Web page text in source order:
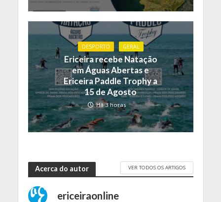
DESPORTO GERAL
Ericeira recebe Natação
em Águas Abertas e
Ericeira Paddle Trophy a
15 de Agosto
Há 3 horas
Acerca do autor VER TODOS OS ARTIGOS
ericeiraonline